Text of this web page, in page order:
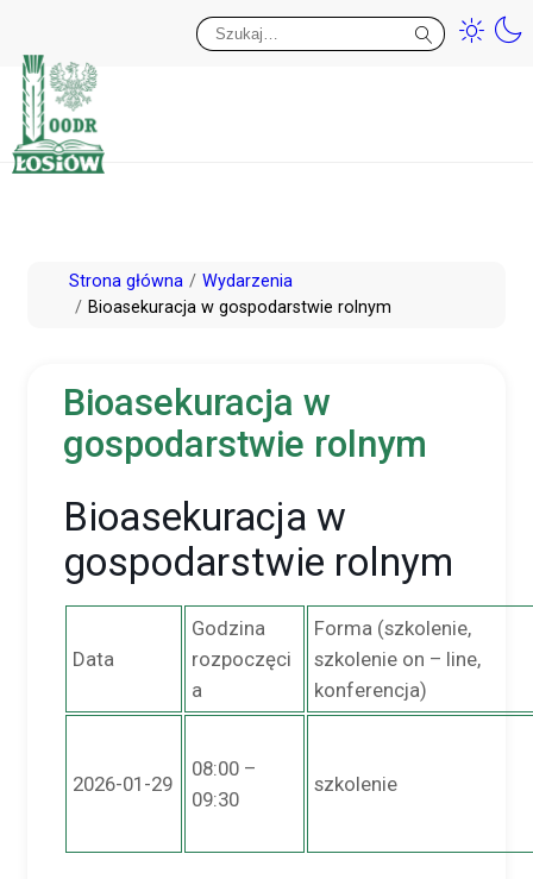
PrzejdźStrona główna
Wydarzenia
Bioasekuracja w gospodarstwie rolnym
Bioasekuracja w
gospodarstwie rolnym
Bioasekuracja w
gospodarstwie rolnym
Data
Godzina
rozpoczęci
a
Forma (szkolenie,
szkolenie on – line,
konferencja)
2026-01-29
08:00 –
09:30
szkolenie